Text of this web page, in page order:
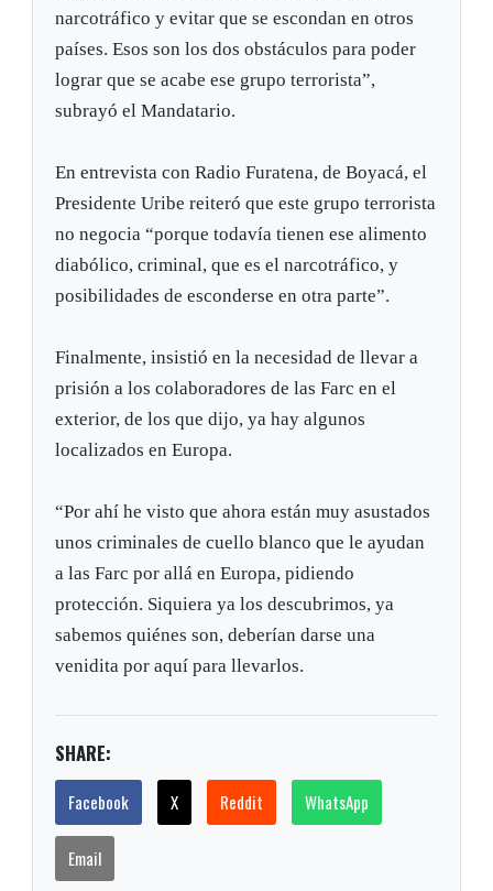
narcotráfico y evitar que se escondan en otros
países. Esos son los dos obstáculos para poder
lograr que se acabe ese grupo terrorista”,
subrayó el Mandatario.
En entrevista con Radio Furatena, de Boyacá, el
Presidente Uribe reiteró que este grupo terrorista
no negocia “porque todavía tienen ese alimento
diabólico, criminal, que es el narcotráfico, y
posibilidades de esconderse en otra parte”.
Finalmente, insistió en la necesidad de llevar a
prisión a los colaboradores de las Farc en el
exterior, de los que dijo, ya hay algunos
localizados en Europa.
“Por ahí he visto que ahora están muy asustados
unos criminales de cuello blanco que le ayudan
a las Farc por allá en Europa, pidiendo
protección. Siquiera ya los descubrimos, ya
sabemos quiénes son, deberían darse una
venidita por aquí para llevarlos.
SHARE:
Facebook X Reddit WhatsApp
Email